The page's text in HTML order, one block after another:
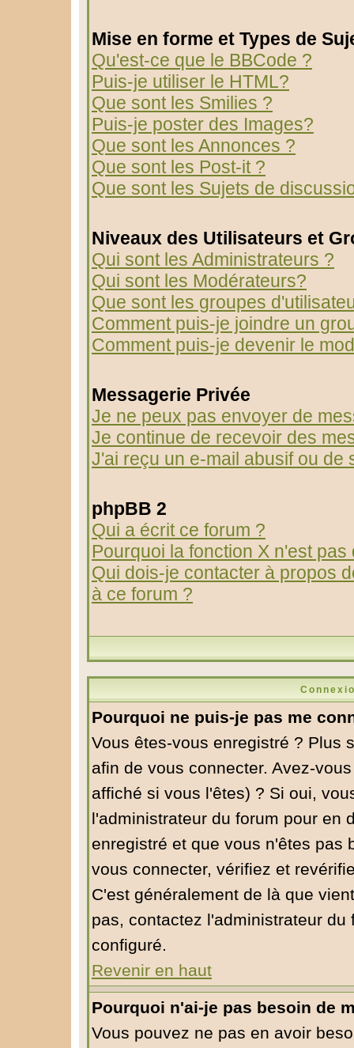
Mise en forme et Types de
Qu'est-ce que le BBCode ?
Puis-je utiliser le HTML?
Que sont les Smilies ?
Puis-je poster des Images?
Que sont les Annonces ?
Que sont les Post-it ?
Que sont les Sujets de
Niveaux des Utilisateurs et
Qui sont les Administrateurs ?
Qui sont les Modérateurs?
Que sont les groupes
Comment puis-je joindre un
Comment puis-je devenir le
Messagerie Privée
Je ne peux pas envoyer de
Je continue de recevoir des
J'ai reçu un e-mail abusif ou de
phpBB 2
Qui a écrit ce forum ?
Pourquoi la fonction X n'est pas
Qui dois-je contacter à propos
à ce forum ?
Pourquoi ne puis-je pas me
Vous êtes-vous enregistré ? Plus
afin de vous connecter. Avez-
affiché si vous l'êtes) ? Si oui,
l'administrateur du forum pour en
enregistré et que vous n'êtes pas
vous connecter, vérifiez et
C'est généralement de là que
pas, contactez l'administrateur
configuré.
Revenir en haut
Pourquoi n'ai-je pas besoin de
Vous pouvez ne pas en avoir